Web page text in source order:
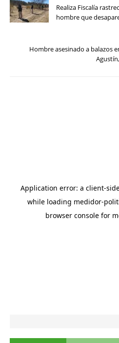
Realiza Fiscalía
hombre que
Hombre asesinado a balazos